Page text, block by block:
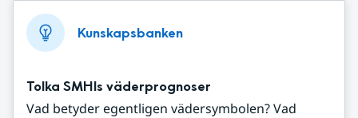
Kunskapsbanken
Tolka SMHIs väderprognoser
Vad betyder egentligen vädersymbolen? Vad